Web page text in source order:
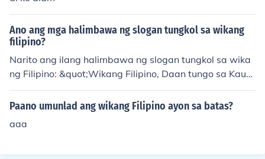
may mga salin mula sa iba pang wika sa bansa.
Ano ang mga halimbawa ng slogan tungkol sa wikang
filipino?
Narito ang ilang halimbawa ng slogan tungkol sa wika
ng Filipino: &quot;Wikang Filipino, Daan tungo sa Kaunl
aran!&quot; at &quot;Ipagmalaki ang sariling wika, tay
o'y nagkakaisa!&quot; Ang mga slogan na ito ay nagta
ga sa wikang Filipino bilang simbolo ng pagkakakilanla
Paano umunlad ang wikang Filipino ayon sa batas?
aaa